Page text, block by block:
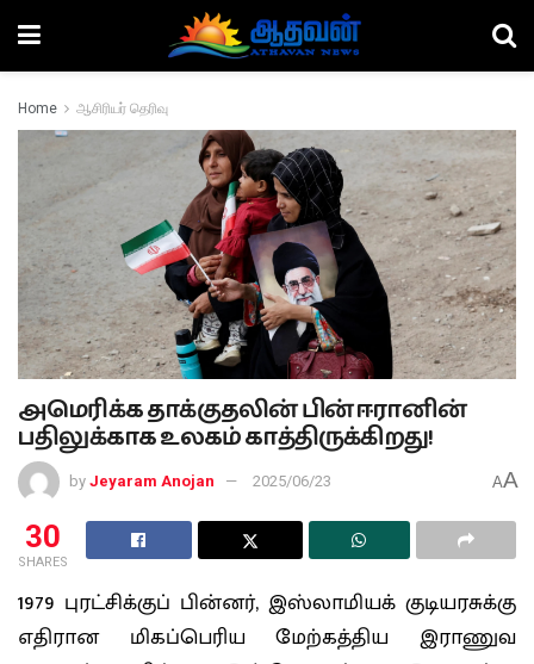
Home ஆசிரியர் தெரிவு
அமெரிக்க தாக்குதலின் பின் ஈரானின்
பதிலுக்காக உலகம் காத்திருக்கிறது!
by Jeyaram Anojan 2025/06/23 AA
30
SHARES
1979 புரட்சிக்குப் பின்னர், இஸ்லாமியக் குடியரசுக்கு
எதிரான மிகப்பெரிய மேற்கத்திய இராணுவ